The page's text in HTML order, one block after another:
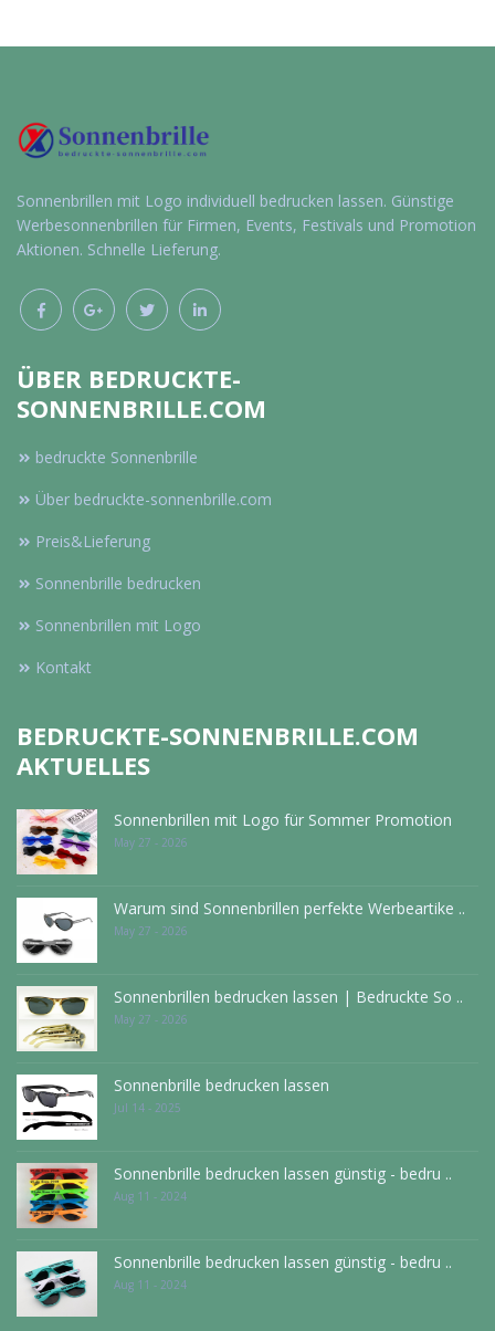
Sonnenbrillen mit Logo individuell bedrucken lassen. Günstige
Werbesonnenbrillen für Firmen, Events, Festivals und Promotion
Aktionen. Schnelle Lieferung.
ÜBER BEDRUCKTE-
SONNENBRILLE.COM
bedruckte Sonnenbrille
Über bedruckte-sonnenbrille.com
Preis&Lieferung
Sonnenbrille bedrucken
Sonnenbrillen mit Logo
Kontakt
BEDRUCKTE-SONNENBRILLE.COM
AKTUELLES
Sonnenbrillen mit Logo für Sommer Promotion
May 27 - 2026
Warum sind Sonnenbrillen perfekte Werbeartike ..
May 27 - 2026
Sonnenbrillen bedrucken lassen | Bedruckte So ..
May 27 - 2026
Sonnenbrille bedrucken lassen
Jul 14 - 2025
Sonnenbrille bedrucken lassen günstig - bedru ..
Aug 11 - 2024
Sonnenbrille bedrucken lassen günstig - bedru ..
Aug 11 - 2024